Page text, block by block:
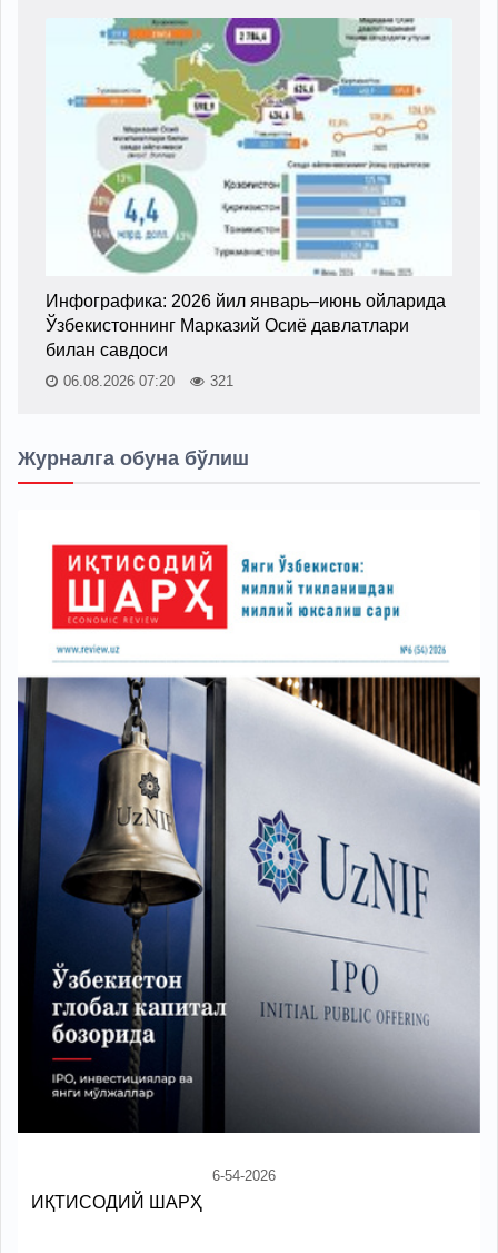
Инфографика: 2026 йил январь–июнь ойларида
Ўзбекистоннинг Марказий Осиё давлатлари
билан савдоси
06.08.2026 07:20 321
Журналга обуна бўлиш
6-54-2026
ИҚТИСОДИЙ ШАРҲ